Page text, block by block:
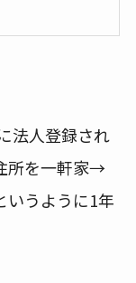
法人登録され
所を一軒家→
うように1年